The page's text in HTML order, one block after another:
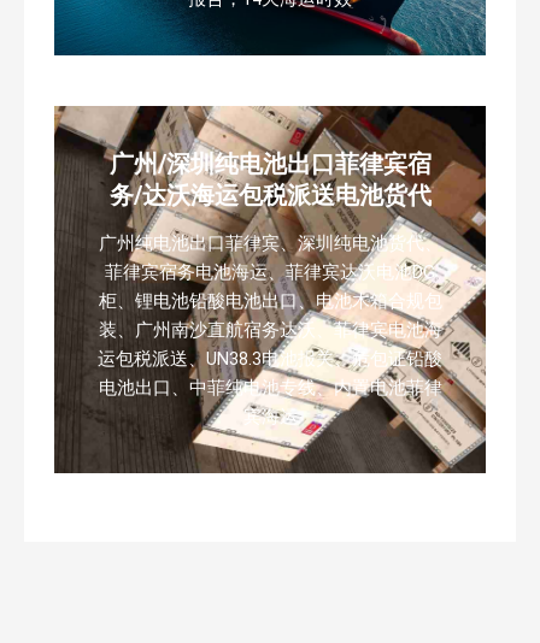
广州/深圳纯电池出口菲律宾宿
务/达沃海运包税派送电池货代
广州纯电池出口菲律宾、深圳纯电池货代、
菲律宾宿务电池海运、菲律宾达沃电池DG
柜、锂电池铅酸电池出口、电池木箱合规包
装、广州南沙直航宿务达沃、菲律宾电池海
运包税派送、UN38.3电池报关、危包证铅酸
电池出口、中菲纯电池专线、内置电池菲律
宾海运